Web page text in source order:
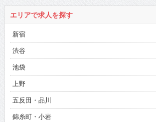
エリアで求人を探す
新宿
渋谷
池袋
上野
五反田・品川
錦糸町・小岩